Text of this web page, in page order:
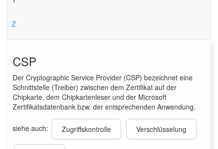
Z
CSP
Der Cryptographic Service Provider (CSP) bezeichnet eine
Schnittstelle (Treiber) zwischen dem Zertifikat auf der
Chipkarte, dem Chipkartenleser und der Microsoft
Zertifikatsdatenbank bzw. der entsprechenden Anwendung.
siehe auch: Zugriffskontrolle Verschlüsselung